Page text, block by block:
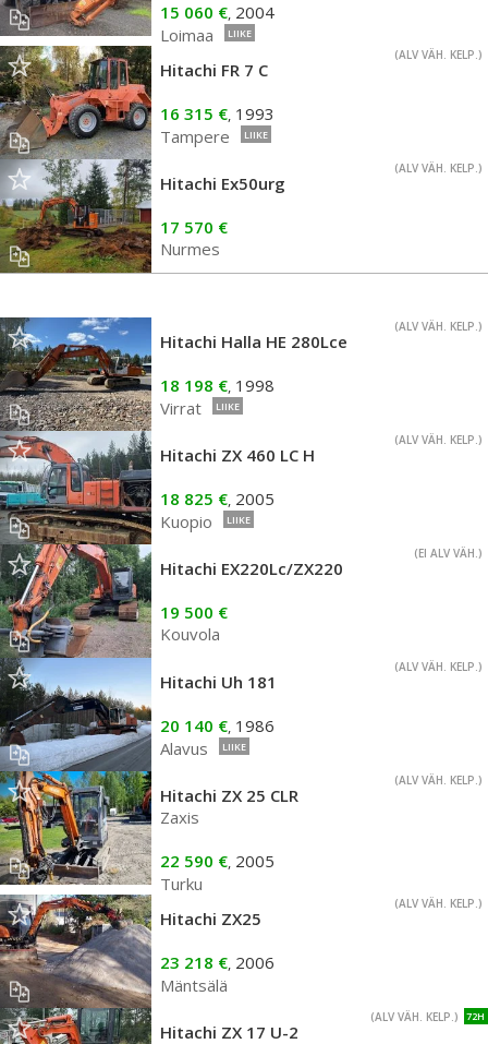
15 060 €, 2004
Loimaa
LIIKE
(ALV VÄH. KELP.)
Hitachi FR 7 C
16 315 €, 1993
Tampere
LIIKE
(ALV VÄH. KELP.)
Hitachi Ex50urg
17 570 €
Nurmes
(ALV VÄH. KELP.)
Hitachi Halla HE 280Lce
18 198 €, 1998
Virrat
LIIKE
(ALV VÄH. KELP.)
Hitachi ZX 460 LC H
18 825 €, 2005
Kuopio
LIIKE
(EI ALV VÄH.)
Hitachi EX220Lc/ZX220
19 500 €
Kouvola
(ALV VÄH. KELP.)
Hitachi Uh 181
20 140 €, 1986
Alavus
LIIKE
(ALV VÄH. KELP.)
Hitachi ZX 25 CLR
Zaxis
22 590 €, 2005
Turku
(ALV VÄH. KELP.)
Hitachi ZX25
23 218 €, 2006
Mäntsälä
72H
(ALV VÄH. KELP.)
Hitachi ZX 17 U-2